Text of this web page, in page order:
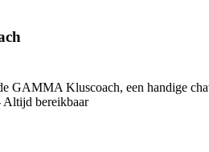
GAMMA Kluscoach, een handige
bereikbaar